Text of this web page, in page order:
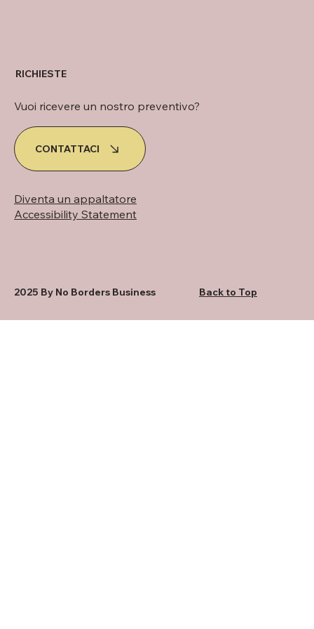
RICHIESTE
Vuoi ricevere un nostro preventivo?
CONTATTACI
Diventa un appaltatore
Accessibility Statement
2025 By No Borders Business Back to Top